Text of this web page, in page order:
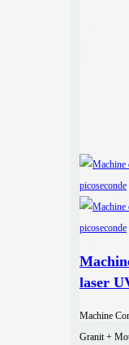
laser
Machine
Granit +